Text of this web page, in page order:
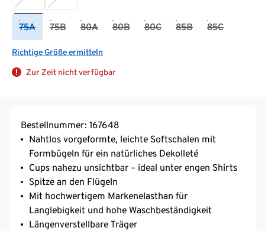
75A 75B 80A 80B 80C 85B 85C
Richtige Größe ermitteln
Zur Zeit nicht verfügbar
Bestellnummer: 167648
Nahtlos vorgeformte, leichte Softschalen mit
Formbügeln für ein natürliches Dekolleté
Cups nahezu unsichtbar – ideal unter engen Shirts
Spitze an den Flügeln
Mit hochwertigem Markenelasthan für
Langlebigkeit und hohe Waschbeständigkeit
Längenverstellbare Träger